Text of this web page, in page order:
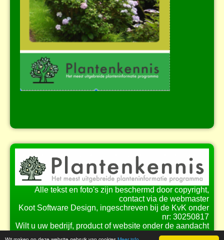
Alle tekst en foto's zijn beschermd door copyright,
contact via de webmaster
Koot Software Design, ingeschreven bij de KvK onder
nr: 30250817
Wilt u uw bedrijf, product of website onder de aandacht
brengen bij onze bezoekers?